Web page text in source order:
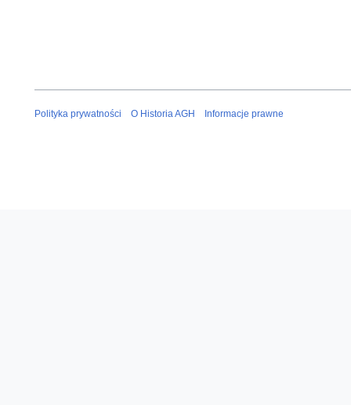
Polityka prywatności O Historia AGH Informacje prawne